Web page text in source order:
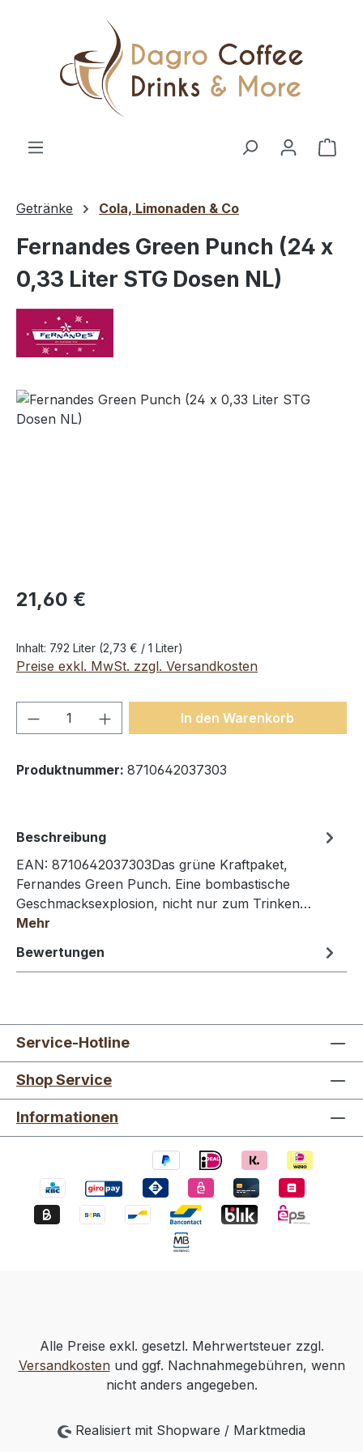
Zum Hauptinhalt springen
Getränke Cola, Limonaden & Co
Fernandes Green Punch (24 x
0,33 Liter STG Dosen NL)
Bildergalerie überspringen
21,60 €
Inhalt: 7.92 Liter (2,73 € / 1 Liter)
Preise exkl. MwSt. zzgl. Versandkosten
Produkt Anzahl: Gib denIn den Warenkorb
Produktnummer: 8710642037303
Beschreibung
EAN: 8710642037303Das grüne Kraftpaket,
Fernandes Green Punch. Eine bombastische
Geschmacksexplosion, nicht nur zum Trinken…
Mehr
Bewertungen
Service-Hotline
Shop Service
Informationen
Alle Preise exkl. gesetzl. Mehrwertsteuer zzgl.
Versandkostenund ggf. Nachnahmegebühren, wenn
nicht anders angegeben.
Realisiert mit Shopware / Marktmedia